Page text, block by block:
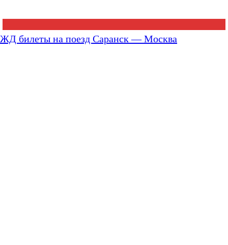
ЖД билеты на поезд Саранск — Москва